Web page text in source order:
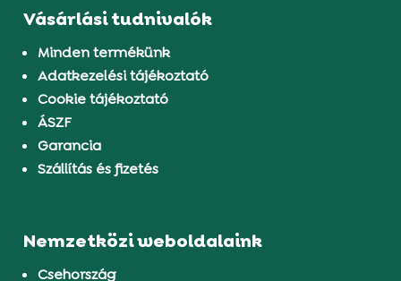
Vásárlási tudnivalók
Minden termékünk
Adatkezelési tájékoztató
Cookie tájékoztató
ÁSZF
Garancia
Szállítás és fizetés
Nemzetközi weboldalaink
Csehország